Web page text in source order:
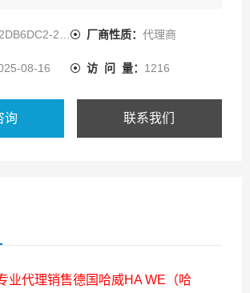
2X/200 厂商性质： 代理商
08-16 访 问 量： 1216
询 联系我们
业代理销售德国哈威HA WE（哈